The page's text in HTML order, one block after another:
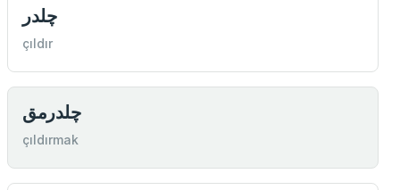
چلدر
çıldır
چلدرمق
çıldırmak